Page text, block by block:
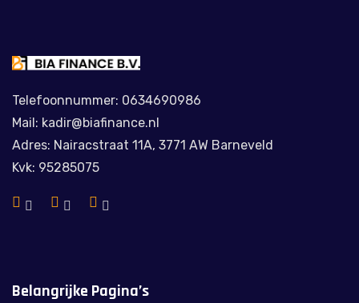
Telefoonnummer: 0634690986
Mail: kadir@biafinance.nl
Adres: Nairacstraat 11A, 3771 AW Barneveld
Kvk: 95285075
Belangrijke Pagina’s